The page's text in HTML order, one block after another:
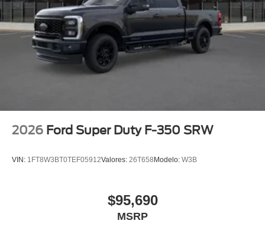
2026 Ford Super Duty F-350 SRW
VIN: 1FT8W3BT0TEF05912Valores: 26T658Modelo: W3B
$95,690
MSRP